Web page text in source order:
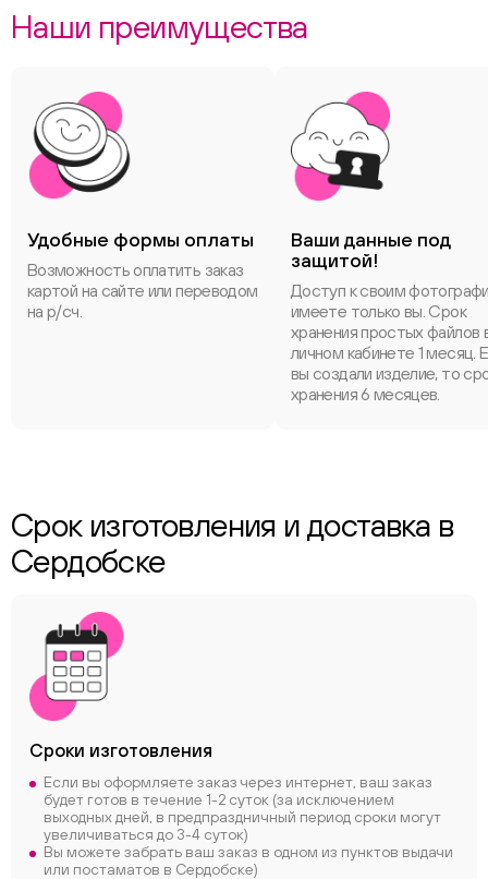
Наши преимущества
Удобные формы оплаты
Возможность оплатить заказ
картой на сайте или переводом
на р/сч.
Ваши данные под
защитой!
Доступ к своим
имеете только вы. Срок
хранения простых файлов
личном кабинете 1 месяц.
вы создали изделие, то
хранения 6 месяцев.
Срок изготовления и доставка в
Сердобске
Сроки изготовления
Если вы оформляете заказ через интернет, ваш заказ
будет готов в течение 1-2 суток (за исключением
выходных дней, в предпраздничный период сроки могут
увеличиваться до 3-4 суток)
Вы можете забрать ваш заказ в одном из пунктов выдачи
или постаматов в Сердобске)